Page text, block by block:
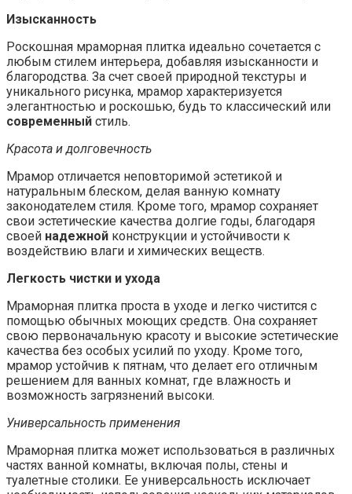
Изысканность
Роскошная мраморная плитка идеально сочетается с
любым стилем интерьера, добавляя изысканности и
благородства. За счет своей природной текстуры и
уникального рисунка, мрамор характеризуется
элегантностью и роскошью, будь то классический или
современный стиль.
Красота и долговечность
Мрамор отличается неповторимой эстетикой и
натуральным блеском, делая ванную комнату
законодателем стиля. Кроме того, мрамор сохраняет
свои эстетические качества долгие годы, благодаря
своей надежной конструкции и устойчивости к
воздействию влаги и химических веществ.
Легкость чистки и ухода
Мраморная плитка проста в уходе и легко чистится с
помощью обычных моющих средств. Она сохраняет
свою первоначальную красоту и высокие эстетические
качества без особых усилий по уходу. Кроме того,
мрамор устойчив к пятнам, что делает его отличным
решением для ванных комнат, где влажность и
возможность загрязнений высоки.
Универсальность применения
Мраморная плитка может использоваться в различных
частях ванной комнаты, включая полы, стены и
туалетные столики. Ее универсальность исключает